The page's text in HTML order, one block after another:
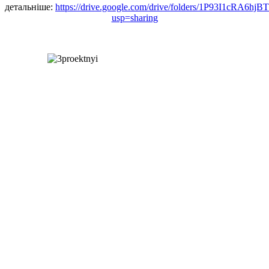
детальніше: https://drive.google.com/drive/folders/
usp=sharing